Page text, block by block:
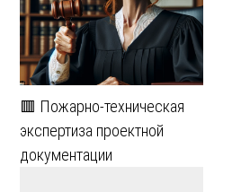
🟥 Пожарно-техническая
экспертиза проектной
документации